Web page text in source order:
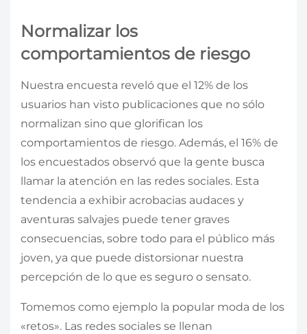
Normalizar los
comportamientos de riesgo
Nuestra encuesta reveló que el 12% de los
usuarios han visto publicaciones que no sólo
normalizan sino que glorifican los
comportamientos de riesgo. Además, el 16% de
los encuestados observó que la gente busca
llamar la atención en las redes sociales. Esta
tendencia a exhibir acrobacias audaces y
aventuras salvajes puede tener graves
consecuencias, sobre todo para el público más
joven, ya que puede distorsionar nuestra
percepción de lo que es seguro o sensato.
Tomemos como ejemplo la popular moda de los
«retos». Las redes sociales se llenan